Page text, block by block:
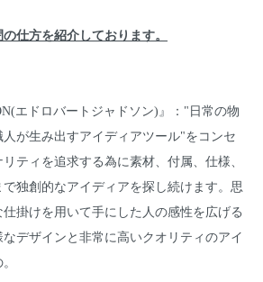
仕方を紹介しております。
エドロバートジャドソン)』："日常の物
が生み出すアイディアツール"をコンセ
ティを追求する為に素材、付属、仕様、
独創的なアイディアを探し続けます。思
掛けを用いて手にした人の感性を広げる
デザインと非常に高いクオリティのアイ